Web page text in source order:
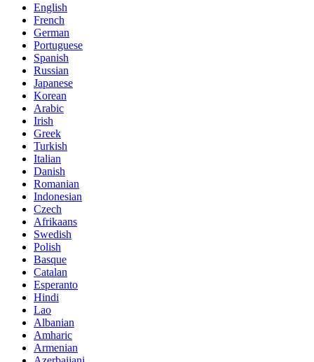
English
French
German
Portuguese
Spanish
Russian
Japanese
Korean
Arabic
Irish
Greek
Turkish
Italian
Danish
Romanian
Indonesian
Czech
Afrikaans
Swedish
Polish
Basque
Catalan
Esperanto
Hindi
Lao
Albanian
Amharic
Armenian